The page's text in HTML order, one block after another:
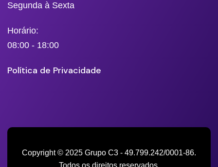
Segunda à Sexta
Horário:
08:00 - 18:00
Política de Privacidade
Copyright © 2025 Grupo C3 - 49.799.242/0001-86.
Todos os direitos reservados.